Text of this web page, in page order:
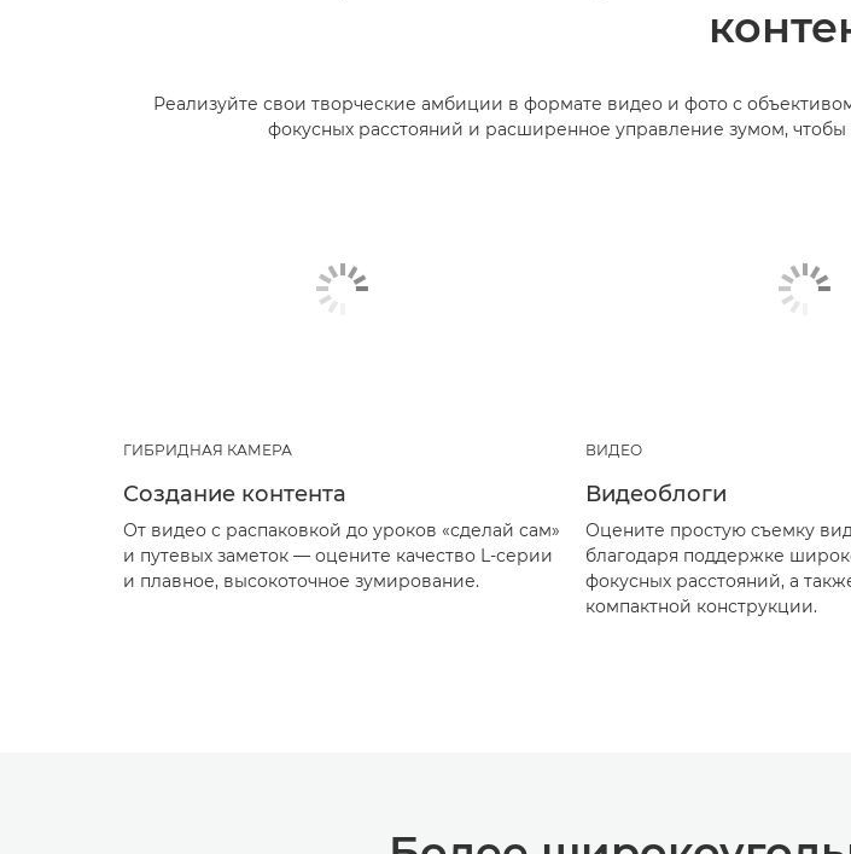
Реализуйте свои творческие амбиции в формате видео и фото с
фокусных расстояний и расширенное управление зумом,
ГИБРИДНАЯ КАМЕРА
Создание контента
От видео с распаковкой до уроков «сделай сам»
и путевых заметок — оцените качество L-серии
и плавное, высокоточное зумирование.
ВИДЕО
Видеоблоги
Оцените простую съемку
благодаря поддержке
фокусных расстояний, а
компактной конструкции.